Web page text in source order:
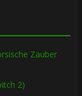
Zauber
2)